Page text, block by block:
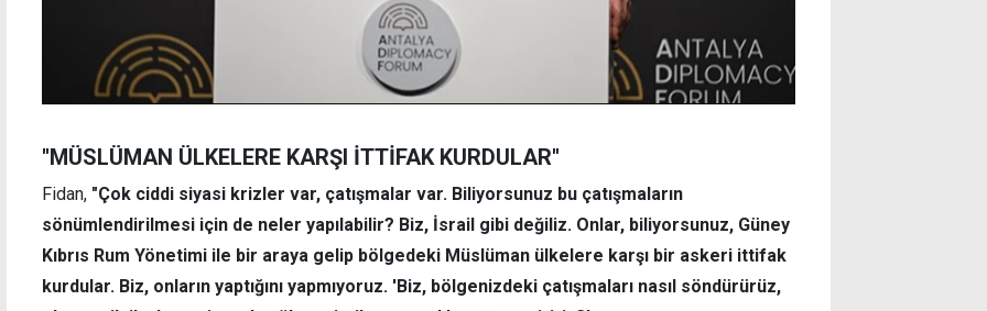
''MÜSLÜMAN ÜLKELERE KARŞI İTTİFAK KURDULAR''
Fidan, "Çok ciddi siyasi krizler var, çatışmalar var. Biliyorsunuz bu çatışmaların
sönümlendirilmesi için de neler yapılabilir? Biz, İsrail gibi değiliz. Onlar, biliyorsunuz, Güney
Kıbrıs Rum Yönetimi ile bir araya gelip bölgedeki Müslüman ülkelere karşı bir askeri ittifak
kurdular. Biz, onların yaptığını yapmıyoruz. 'Biz, bölgenizdeki çatışmaları nasıl söndürürüz,